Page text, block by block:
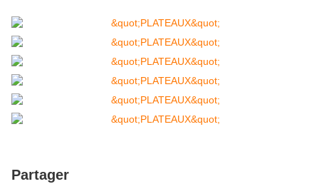
Partager